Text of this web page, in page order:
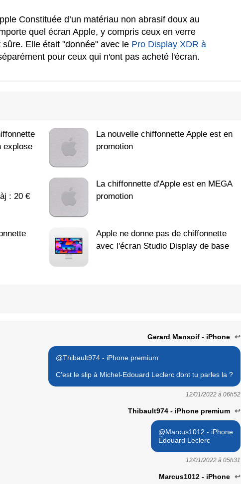
Constituée d’un matériau non abrasif doux au
quel écran Apple, y compris ceux en verre
Elle était "donnée" avec le Pro Display XDR à
pour ceux qui n'ont pas acheté l'écran.
explose
La nouvelle chiffonnette Apple est en
promotion
: 20 €
La chiffonnette d'Apple est en MEGA
promotion
Apple ne donne pas de chiffonnette
avec l'écran Studio Display de base
Gerard Mansoif - iPhone ↩
@Thibault974 - iPhone premium
C’est le slip à Michel-Edouard Leclerc dont tu parles la ?
12/01/2022 à 06h52
Thibault974 - iPhone premium ↩
@Marcus1012 - iPhone
Édouard Leclerc
12/01/2022 à 05h31
Marcus1012 - iPhone ↩